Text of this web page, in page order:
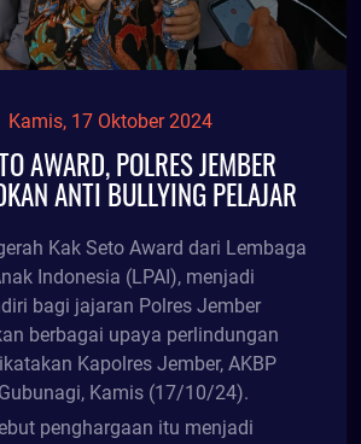
Kamis, 17 Oktober 2024
AWARD, POLRES JEMBER
ANTI BULLYING PELAJAR
Kak Seto Award dari Lembaga
Indonesia (LPAI), menjadi
bagi jajaran Polres Jember
berbagai upaya perlindungan
Kapolres Jember, AKBP
Kamis (17/10/24).
penghargaan itu menjadi